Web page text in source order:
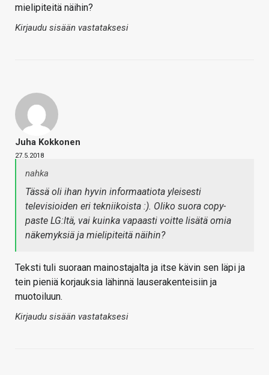
mielipiteitä näihin?
Kirjaudu sisään vastataksesi
Juha Kokkonen
27.5.2018
nahka
Tässä oli ihan hyvin informaatiota yleisesti
televisioiden eri tekniikoista :). Oliko suora copy-
paste LG:ltä, vai kuinka vapaasti voitte lisätä omia
näkemyksiä ja mielipiteitä näihin?
Teksti tuli suoraan mainostajalta ja itse kävin sen läpi ja
tein pieniä korjauksia lähinnä lauserakenteisiin ja
muotoiluun.
Kirjaudu sisään vastataksesi